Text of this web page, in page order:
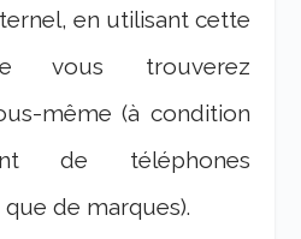
en utilisant cette
vous trouverez
même (à condition
de téléphones
de marques).